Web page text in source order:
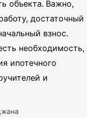
объекта. Важно,
достаточный
взнос.
необходимость,
ипотечного
и